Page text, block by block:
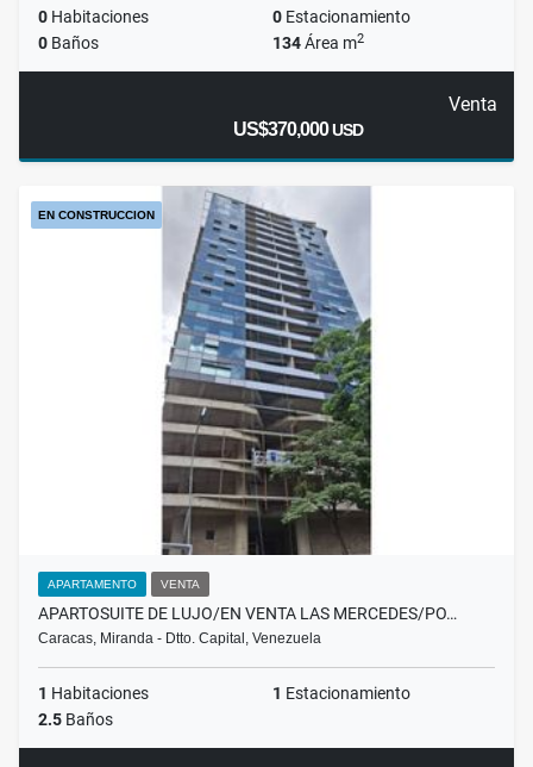
0 Habitaciones 0 Estacionamiento
0 Baños 134Área m2
Venta
US$370,000USD
EN CONSTRUCCION
APARTAMENTO VENTA
APARTOSUITE DE LUJO/EN VENTA LAS MERCEDES/PO…
Caracas, Miranda - Dtto. Capital, Venezuela
1 Habitaciones 1 Estacionamiento
2.5 Baños